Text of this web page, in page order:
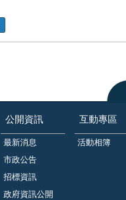
公開資訊
最新消息
市政公告
招標資訊
政府資訊公開
互動專區
活動相簿